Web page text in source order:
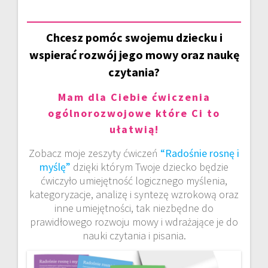
Chcesz pomóc swojemu dziecku i
wspierać rozwój jego mowy oraz naukę
czytania?
Mam dla Ciebie ćwiczenia
ogólnorozwojowe które Ci to
ułatwią!
Zobacz moje zeszyty ćwiczeń “Radośnie rosnę i
myślę” dzięki którym Twoje dziecko będzie
ćwiczyło umiejętność logicznego myślenia,
kategoryzacje, analizę i syntezę wzrokową oraz
inne umiejętności, tak niezbędne do
prawidłowego rozwoju mowy i wdrażające je do
nauki czytania i pisania.